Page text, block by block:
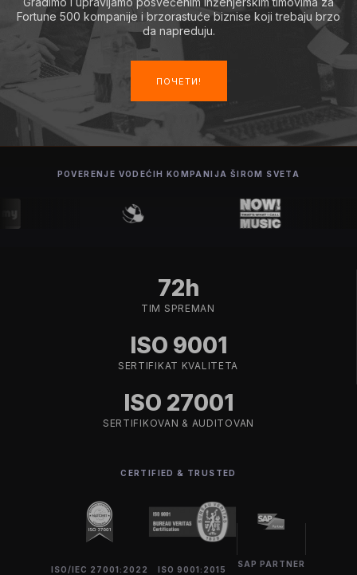
Fortune 500 kompanije i brzorastuće biznise koji trebaju brzo
da napreduju.
ПОЧЕТИ!
POVERENJE VODEĆIH KOMPANIJA ŠIROM SVETA
72h
TIM SPREMAN
ISO 9001
SERTIFIKAT KVALITETA
ISO 27001
SERTIFIKOVAN & AUDITOVAN
CERTIFIED & TRUSTED
ISO/IEC 27001:2022 ISO 9001:2015
SAP PARTNER